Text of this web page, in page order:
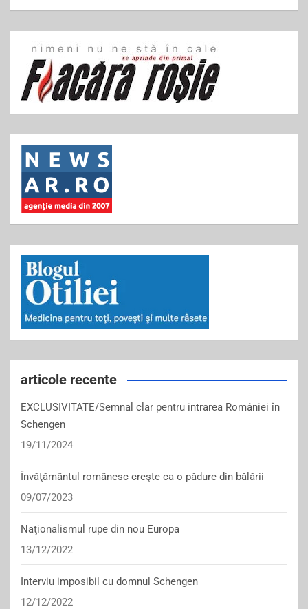
articole recente
EXCLUSIVITATE/Semnal clar pentru intrarea României în
Schengen
19/11/2024
Învăţământul românesc creşte ca o pădure din bălării
09/07/2023
Naţionalismul rupe din nou Europa
13/12/2022
Interviu imposibil cu domnul Schengen
12/12/2022